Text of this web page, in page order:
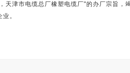
天津市电缆总厂橡塑电缆厂"的办厂宗旨，
。